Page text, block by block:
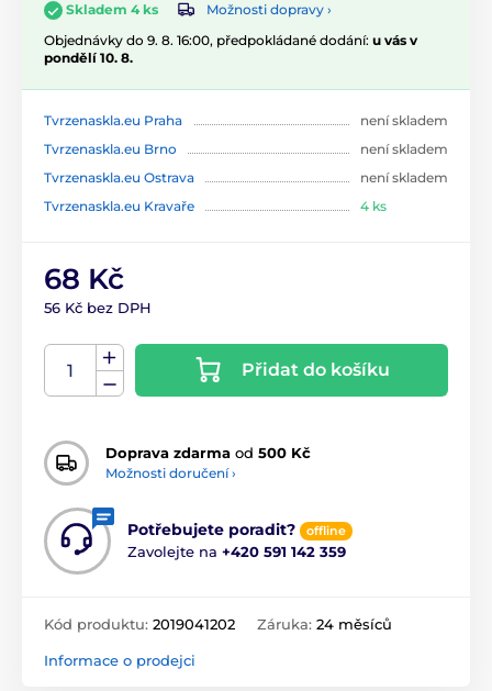
Skladem 4 ks
Možnosti dopravy ›
Objednávky do 9. 8. 16:00, předpokládané dodání: u vás v
pondělí 10. 8.
Tvrzenaskla.eu Praha
není skladem
Tvrzenaskla.eu Brno
není skladem
Tvrzenaskla.eu Ostrava
není skladem
Tvrzenaskla.eu Kravaře
4 ks
68 Kč
56 Kč bez DPH
Přidat do košíku
Doprava zdarma od 500 Kč
Možnosti doručení ›
Potřebujete poradit? offline
Zavolejte na +420 591 142 359
Kód produktu: 2019041202 Záruka: 24 měsíců
Informace o prodejci